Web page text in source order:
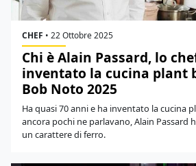
CHEF • 22 Ottobre 2025
Chi è Alain Passard, lo
inventato la cucina plant
Bob Noto 2025
Ha quasi 70 anni e ha inventato la cucina
ancora pochi ne parlavano, Alain Passard
un carattere di ferro.